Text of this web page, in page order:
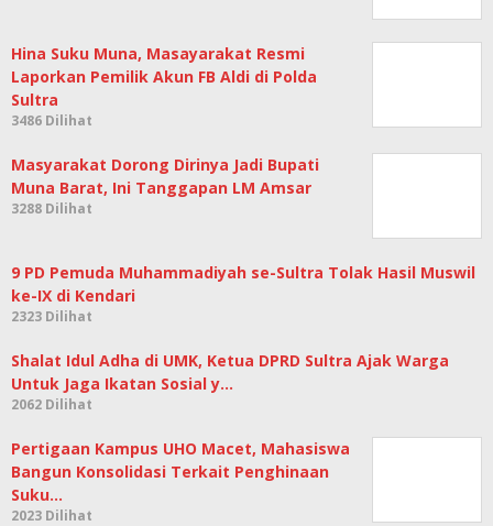
Hina Suku Muna, Masayarakat Resmi
Laporkan Pemilik Akun FB Aldi di Polda
Sultra
3486 Dilihat
Masyarakat Dorong Dirinya Jadi Bupati
Muna Barat, Ini Tanggapan LM Amsar
3288 Dilihat
9 PD Pemuda Muhammadiyah se-Sultra Tolak Hasil Muswil
ke-IX di Kendari
2323 Dilihat
Shalat Idul Adha di UMK, Ketua DPRD Sultra Ajak Warga
Untuk Jaga Ikatan Sosial y…
2062 Dilihat
Pertigaan Kampus UHO Macet, Mahasiswa
Bangun Konsolidasi Terkait Penghinaan
Suku…
2023 Dilihat